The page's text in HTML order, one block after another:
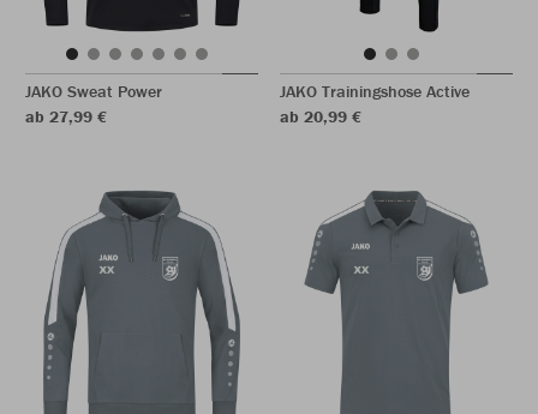
JAKO Sweat Power
ab 27,99 €
JAKO Trainingshose Active
ab 20,99 €